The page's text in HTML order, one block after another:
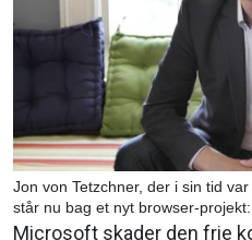
Jon von Tetzchner, der i sin tid
står nu bag et nyt browser-projekt:
Microsoft skader den frie